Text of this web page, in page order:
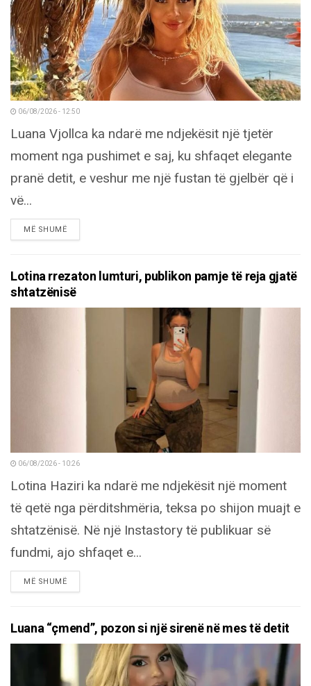
06/08/2026 - 12:50
Luana Vjollca ka ndarë me ndjekësit një tjetër
moment nga pushimet e saj, ku shfaqet elegante
pranë detit, e veshur me një fustan të gjelbër që i
vë...
MË SHUMËDETAILS
Lotina rrezaton lumturi, publikon pamje të reja gjatë
shtatzënisë
06/08/2026 - 10:26
Lotina Haziri ka ndarë me ndjekësit një moment
të qetë nga përditshmëria, teksa po shijon muajt e
shtatzënisë. Në një Instastory të publikuar së
fundmi, ajo shfaqet e...
MË SHUMËDETAILS
Luana “çmend”, pozon si një sirenë në mes të detit